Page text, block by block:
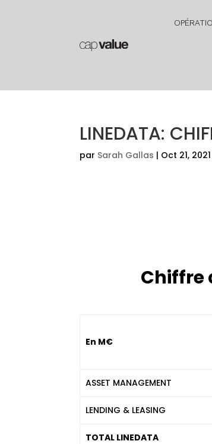
LINEDATA:
par Sarah Gallas | Oct 21, 2021
Chiffre
En M€
ASSET MANAGEMENT
LENDING & LEASING
TOTAL LINEDATA